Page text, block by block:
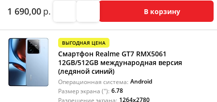
1 690,00 р. В корзину
ВЫГОДНАЯ ЦЕНА
Смартфон Realme GT7 RMX5061
12GB/512GB международная версия
(ледяной синий)
Операционная система: Android
Размер экрана ("): 6.78
Разрешение экрана: 1264x2780